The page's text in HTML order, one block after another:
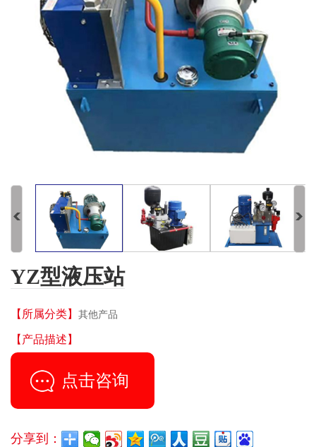
YZ型液压站
【所属分类】 其他产品
【产品描述】
...
点击咨询
分享到：